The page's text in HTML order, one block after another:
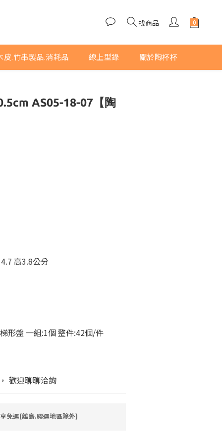
找商品
皮.竹串製品.消耗品 線上型錄 關於陶杯杯
AS05-18-07【陶
高3.8公分
形盤 一組:1個 整件:42個/件
歡迎聊聊洽詢
免運(離島.聯運地區除外)